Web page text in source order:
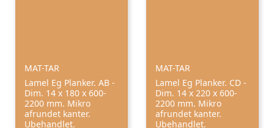
MAT-TAR
Lamel Eg Planker. AB -
Dim. 14 x 180 x 600-
2200 mm. Mikro
afrundet kanter.
Ubehandlet.
MAT-TAR
Lamel Eg Planker. CD -
Dim. 14 x 220 x 600-
2200 mm. Mikro
afrundet kanter.
Ubehandlet.